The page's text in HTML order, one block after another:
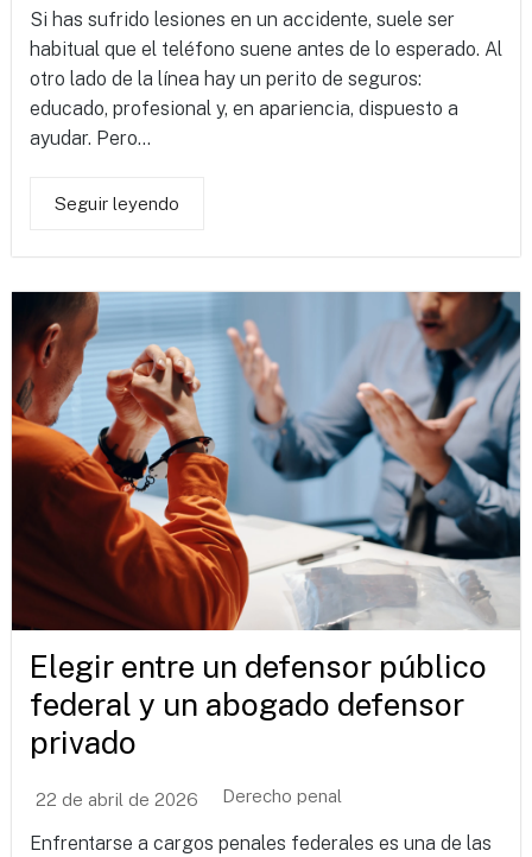
Si has sufrido lesiones en un accidente, suele ser
habitual que el teléfono suene antes de lo esperado. Al
otro lado de la línea hay un perito de seguros:
educado, profesional y, en apariencia, dispuesto a
ayudar. Pero...
Seguir leyendo
Elegir entre un defensor público
federal y un abogado defensor
privado
22 de abril de 2026 Derecho penal
Enfrentarse a cargos penales federales es una de las